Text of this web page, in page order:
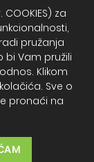
cijelosti
za
pružanja
bi Vam pružili
Klikom
Sve o
pronaći na